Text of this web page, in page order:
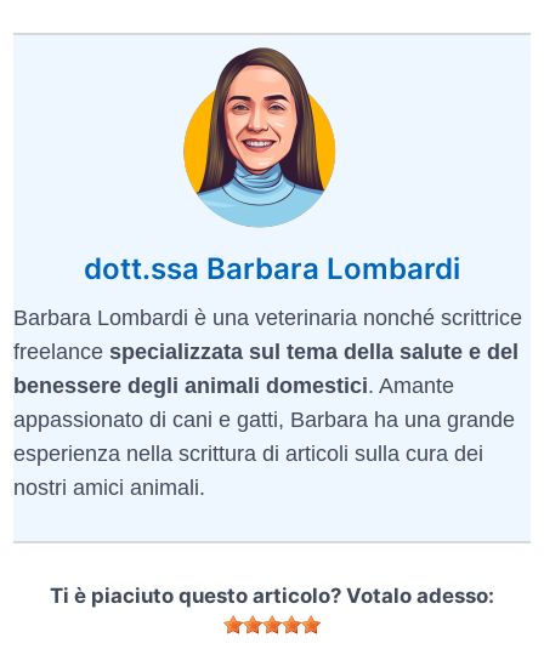
dott.ssa Barbara Lombardi
Barbara Lombardi è una veterinaria nonché scrittrice
freelance specializzata sul tema della salute e del
benessere degli animali domestici. Amante
appassionato di cani e gatti, Barbara ha una grande
esperienza nella scrittura di articoli sulla cura dei
nostri amici animali.
Ti è piaciuto questo articolo? Votalo adesso: